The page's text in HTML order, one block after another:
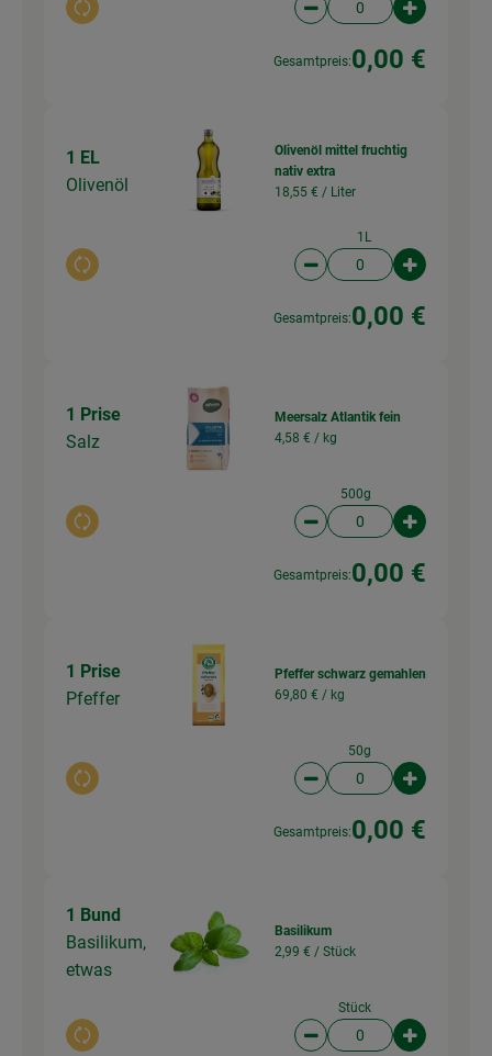
Auswahl ändern Artikelanzahl
Gesamtpreis:0,00 €
1 EL
Olivenöl
Auswahl ändern
Olivenöl mittel fruchtig
nativ extra
18,55 € / Liter
1L
Artikelanzahl
Gesamtpreis:0,00 €
1 Prise
Salz
Auswahl ändern
Meersalz Atlantik fein
4,58 € / kg
500g
Artikelanzahl
Gesamtpreis:0,00 €
1 Prise
Pfeffer
Auswahl ändern
Pfeffer schwarz gemahlen
69,80 € / kg
50g
Artikelanzahl
Gesamtpreis:0,00 €
1 Bund
Basilikum,
etwas
Auswahl ändern
Basilikum
2,99 € / Stück
Stück
Artikelanzahl